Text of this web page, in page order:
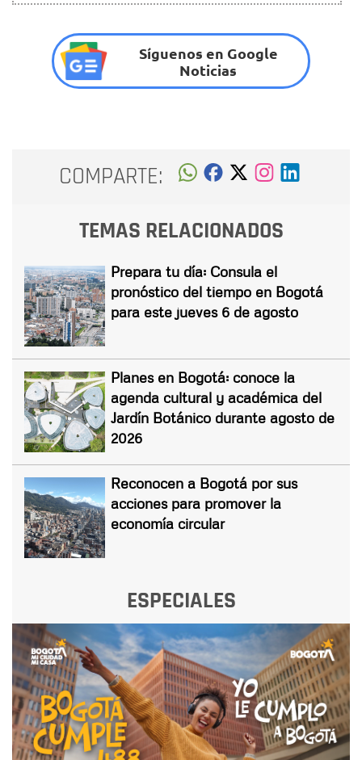
Síguenos en Google
Noticias
COMPARTE:
TEMAS RELACIONADOS
Prepara tu día: Consula el
pronóstico del tiempo en Bogotá
para este jueves 6 de agosto
Planes en Bogotá: conoce la
agenda cultural y académica del
Jardín Botánico durante agosto de
2026
Reconocen a Bogotá por sus
acciones para promover la
economía circular
ESPECIALES